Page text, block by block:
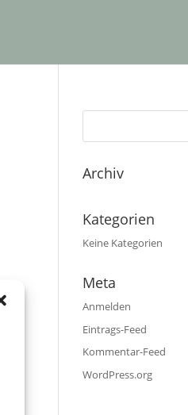
Archiv
Kategorien
Keine Kategorien
Meta
Anmelden
Eintrags-Feed
Kommentar-Feed
WordPress.org